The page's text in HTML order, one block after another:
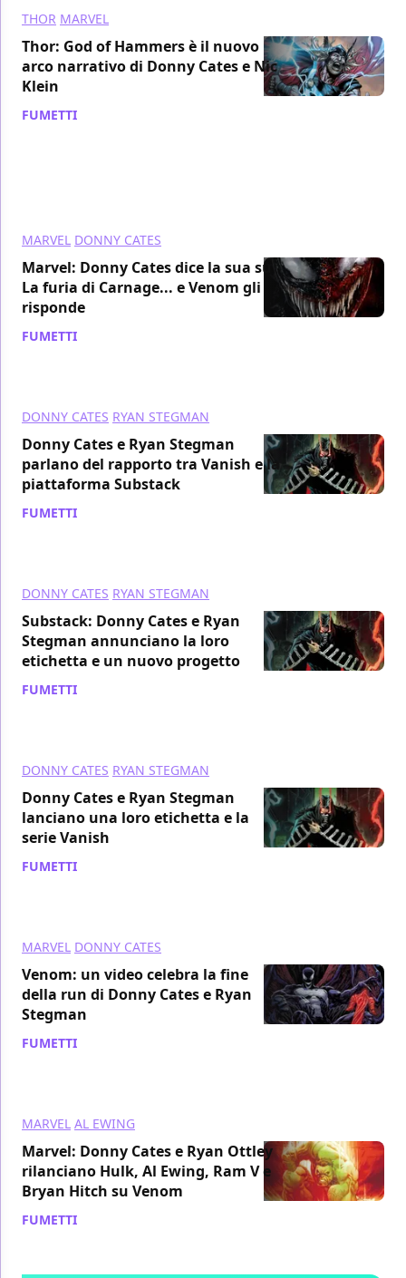
THOR MARVEL
Thor: God of Hammers è il nuovo
arco narrativo di Donny Cates e Nic
Klein
FUMETTI
MARVEL DONNY CATES
Marvel: Donny Cates dice la sua su
La furia di Carnage... e Venom gli
risponde
FUMETTI
DONNY CATES RYAN STEGMAN
Donny Cates e Ryan Stegman
parlano del rapporto tra Vanish e la
piattaforma Substack
FUMETTI
DONNY CATES RYAN STEGMAN
Substack: Donny Cates e Ryan
Stegman annunciano la loro
etichetta e un nuovo progetto
FUMETTI
DONNY CATES RYAN STEGMAN
Donny Cates e Ryan Stegman
lanciano una loro etichetta e la
serie Vanish
FUMETTI
MARVEL DONNY CATES
Venom: un video celebra la fine
della run di Donny Cates e Ryan
Stegman
FUMETTI
MARVEL AL EWING
Marvel: Donny Cates e Ryan Ottley
rilanciano Hulk, Al Ewing, Ram V e
Bryan Hitch su Venom
FUMETTI